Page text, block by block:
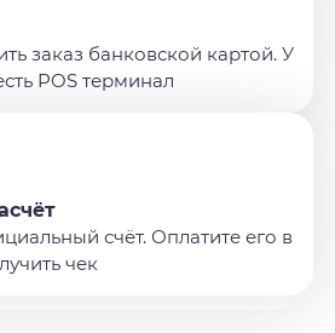
заказ банковской картой. У
POS терминал
счёт. Оплатите его в
чек